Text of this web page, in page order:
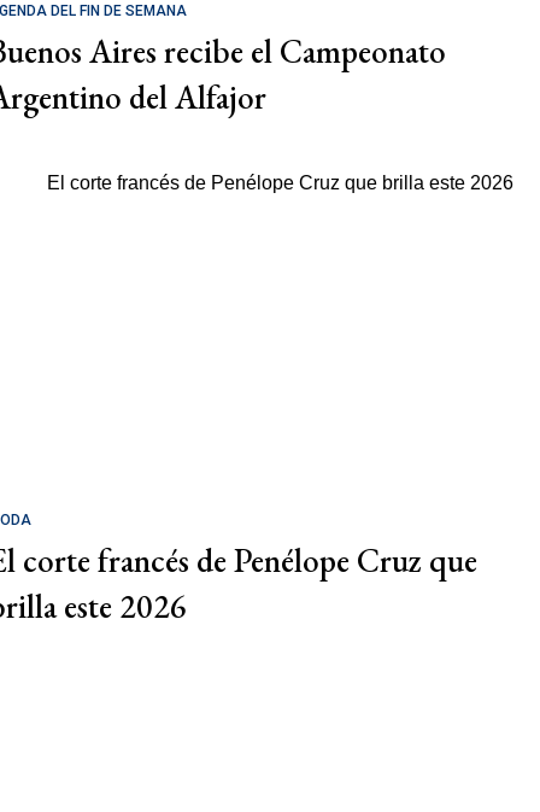
DEL FIN DE SEMANA
Aires recibe el Campeonato
del Alfajor
corte francés de Penélope Cruz que
este 2026